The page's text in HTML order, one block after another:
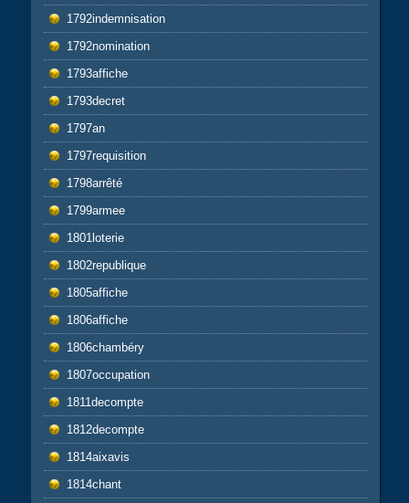
1792indemnisation
1792nomination
1793affiche
1793decret
1797an
1797requisition
1798arrêté
1799armee
1801loterie
1802republique
1805affiche
1806affiche
1806chambéry
1807occupation
1811decompte
1812decompte
1814aixavis
1814chant